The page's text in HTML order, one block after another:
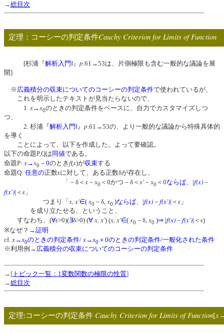
→総目次
定理：コーシーの判定条件Cauchy Criterion for Limits of Function
[杉浦『解析入門I』 p .61→53は、片側極限も含む一般的な議論を展
開]
※ 広義積分の収束についてのコーシーの判定条件で使われているが、
これを明示したテキストが見当たらないので、
1. x→ x0のときの判定条件をベースに、自力でカスタマイズしつ
つ、
2. 杉浦『解析入門I』 p.61→53の、より一般的な議論から特殊具体的
を導く
ことによって、以下を作成した。よって要確認。
以下の命題P,Qは 同値である。
命題P:x→x0 －0のとき f(x)が収束する
命題Q: 任意の正数εに対して、ある正数δが存在し、
「－δ＜ x － x0 ＜0かつ－δ＜ x' － x0 ＜0ならば |f(x) －
f(x')| ＜ε」
つまり「x, x'∈( x0 －δ, x0 )ならば |f(x) － f(x')| ＜ε」
を成り立たせる、ということ、
すなわち、(∀ε>0)(∃δ>0) (∀ x, x') (x, x'∈( x0 －δ,x0 )⇒ |f(x) － f(x')| ＜ε)
※なぜ？→証明
cf. x→x0のときの判定条件/ x→x0 ＋0のときの判定条件/一般化された条件
※利用例→ 広義積分の収束についてのコーシーの判定条件
→[ トピック一覧：1変数関数の極限の性質]
→総目次
定理:コーシーの判定条件 Cauchy Criterion for Limits of Function[x